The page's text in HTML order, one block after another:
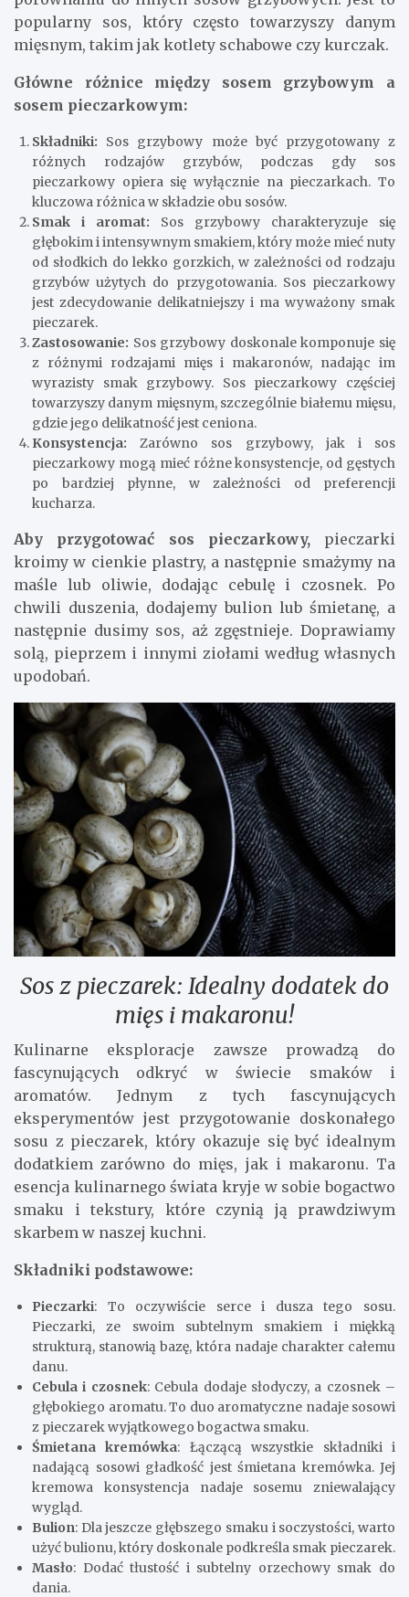
popularny sos, który często towarzyszy danym
mięsnym, takim jak kotlety schabowe czy kurczak.
Główne różnice między sosem grzybowym a
sosem pieczarkowym:
Składniki: Sos grzybowy może być przygotowany z
różnych rodzajów grzybów, podczas gdy sos
pieczarkowy opiera się wyłącznie na pieczarkach. To
kluczowa różnica w składzie obu sosów.
Smak i aromat: Sos grzybowy charakteryzuje się
głębokim i intensywnym smakiem, który może mieć nuty
od słodkich do lekko gorzkich, w zależności od rodzaju
grzybów użytych do przygotowania. Sos pieczarkowy
jest zdecydowanie delikatniejszy i ma wyważony smak
pieczarek.
Zastosowanie: Sos grzybowy doskonale komponuje się
z różnymi rodzajami mięs i makaronów, nadając im
wyrazisty smak grzybowy. Sos pieczarkowy częściej
towarzyszy danym mięsnym, szczególnie białemu mięsu,
gdzie jego delikatność jest ceniona.
Konsystencja: Zarówno sos grzybowy, jak i sos
pieczarkowy mogą mieć różne konsystencje, od gęstych
po bardziej płynne, w zależności od preferencji
kucharza.
Aby przygotować sos pieczarkowy, pieczarki
kroimy w cienkie plastry, a następnie smażymy na
maśle lub oliwie, dodając cebulę i czosnek. Po
chwili duszenia, dodajemy bulion lub śmietanę, a
następnie dusimy sos, aż zgęstnieje. Doprawiamy
solą, pieprzem i innymi ziołami według własnych
upodobań.
Sos z pieczarek: Idealny dodatek do
mięs i makaronu!
Kulinarne eksploracje zawsze prowadzą do
fascynujących odkryć w świecie smaków i
aromatów. Jednym z tych fascynujących
eksperymentów jest przygotowanie doskonałego
sosu z pieczarek, który okazuje się być idealnym
dodatkiem zarówno do mięs, jak i makaronu. Ta
esencja kulinarnego świata kryje w sobie bogactwo
smaku i tekstury, które czynią ją prawdziwym
skarbem w naszej kuchni.
Składniki podstawowe:
Pieczarki: To oczywiście serce i dusza tego sosu.
Pieczarki, ze swoim subtelnym smakiem i miękką
strukturą, stanowią bazę, która nadaje charakter całemu
danu.
Cebula i czosnek: Cebula dodaje słodyczy, a czosnek –
głębokiego aromatu. To duo aromatyczne nadaje sosowi
z pieczarek wyjątkowego bogactwa smaku.
Śmietana kremówka: Łączącą wszystkie składniki i
nadającą sosowi gładkość jest śmietana kremówka. Jej
kremowa konsystencja nadaje sosemu zniewalający
wygląd.
Bulion: Dla jeszcze głębszego smaku i soczystości, warto
użyć bulionu, który doskonale podkreśla smak pieczarek.
Masło: Dodać tłustość i subtelny orzechowy smak do
dania.